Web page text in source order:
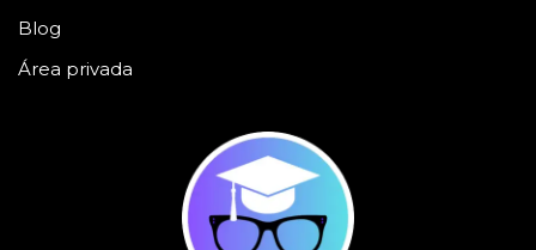
Blog
Área privada